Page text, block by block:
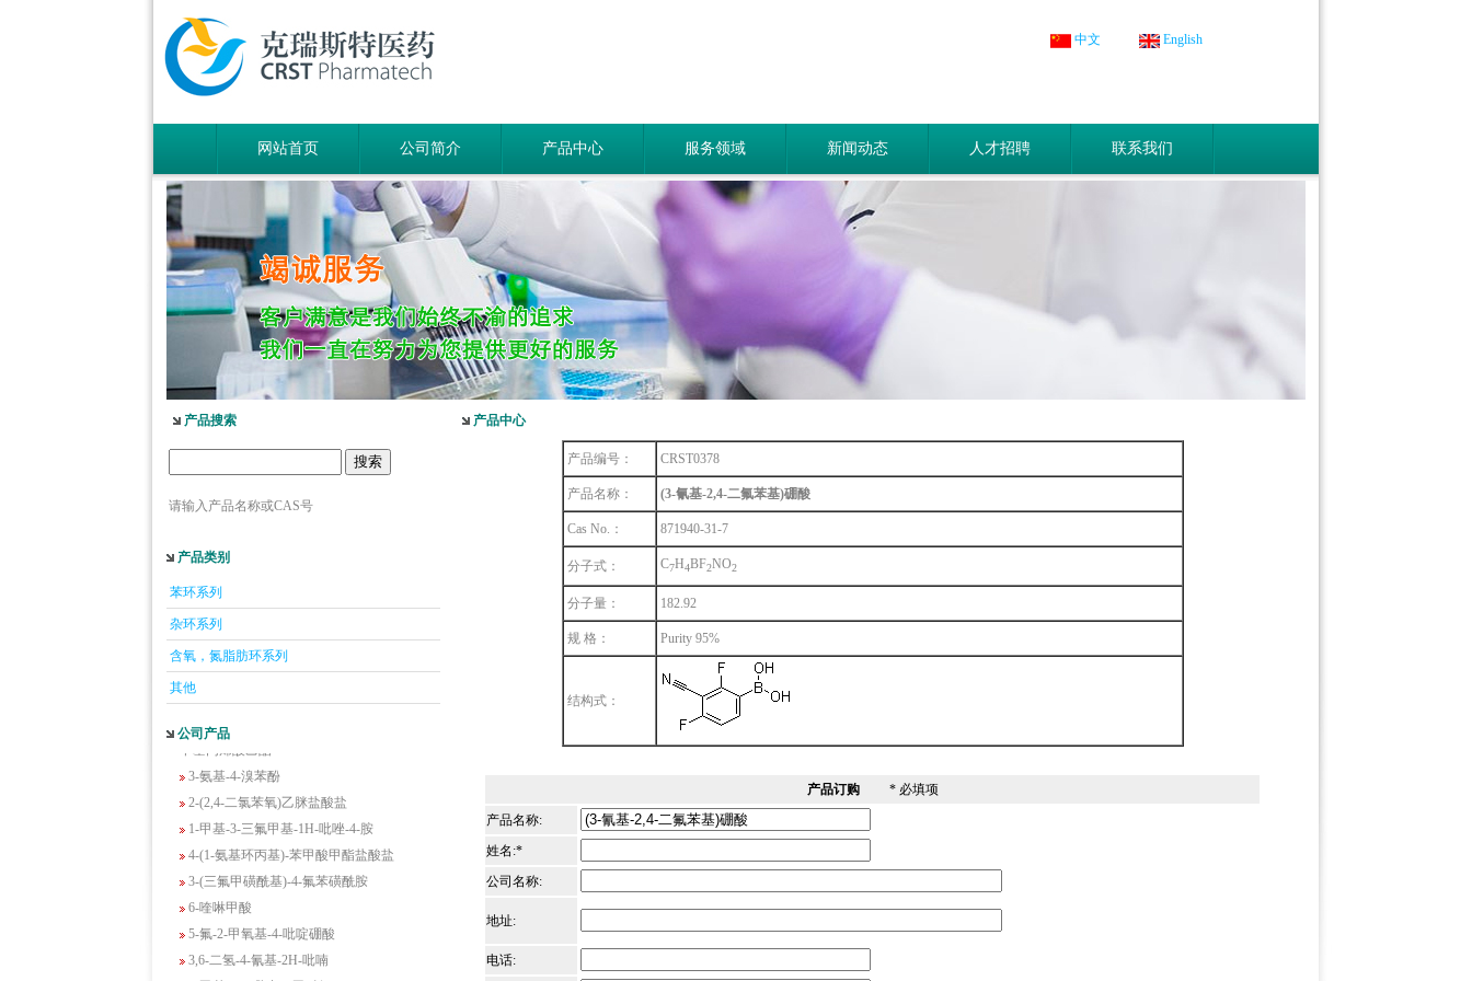
中文 English
网站首页 公司简介 产品中心 服务领域 新闻动态 人才招聘 联系我们
产品搜索
请输入产品名称或CAS号
产品类别
苯环系列
杂环系列
含氧，氮脂肪环系列
其他
公司产品
5-羟基异喹啉
1-吡啶-2-基-2-丙酮
2-甲基-6-羟基-4-嘧啶甲酸
3-氟-2-硝基苯甲酸
2-羟甲基-4-氨基吡啶
甲基丙烯酸乙酯
3-氨基-4-溴苯酚
2-(2,4-二氯苯氧)乙脒盐酸盐
1-甲基-3-三氟甲基-1H-吡唑-4-胺
4-(1-氨基环丙基)-苯甲酸甲酯盐酸盐
3-(三氟甲磺酰基)-4-氟苯磺酰胺
6-喹啉甲酸
5-氟-2-甲氧基-4-吡啶硼酸
3,6-二氢-4-氰基-2H-吡喃
产品中心
产品编号： CRST0378
产品名称： (3-氰基-2,4-二氟苯基)硼酸
Cas No.： 871940-31-7
分子式： C7H4BF2NO2
分子量： 182.92
规 格： Purity 95%
结构式：
产品订购* 必填项
产品名称:
姓名:*
公司名称:
地址:
电话: